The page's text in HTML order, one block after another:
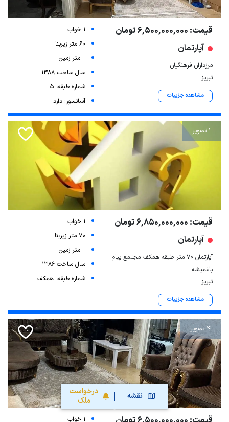
نقشه
درخواست
ملک
قیمت: 6,500,000,000 تومان
آپارتمان
مرزداران فرهنگیان
تبریز
مشاهده جزییات
1 خواب
60 متر زیربنا
-- متر زمین
سال ساخت 1388
شماره طبقه: 5
آسانسور: دارد
1 تصویر
قیمت: 6,850,000,000 تومان
آپارتمان
آپارتمان ۷۰ متر_طبقه همکف_مجتمع پیام
باغمیشه
تبریز
مشاهده جزییات
1 خواب
70 متر زیربنا
-- متر زمین
سال ساخت 1386
شماره طبقه: همکف
4 تصویر
1 خواب